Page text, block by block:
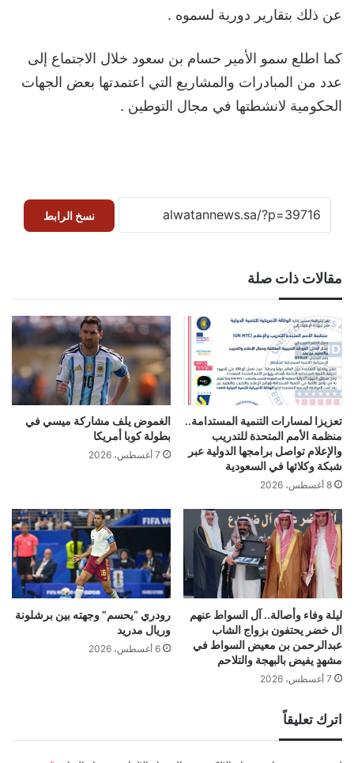
عن ذلك بتقارير دورية لسموه .
كما اطلع سمو الأمير حسام بن سعود خلال الاجتماع إلى
عدد من المبادرات والمشاريع التي اعتمدتها بعض الجهات
الحكومية لانشطتها في مجال التوطين .
نسخ الرابط
مقالات ذات صلة
تعزيزا لمسارات التنمية المستدامة..
منظمة الأمم المتحدة للتدريب
والإعلام تواصل برامجها الدولية عبر
شبكة وكلائها في السعودية
8 أغسطس، 2026
الغموض يلف مشاركة ميسي في
بطولة كوبا أمريكا
7 أغسطس، 2026
ليلة وفاء وأصالة.. آل السواط عنهم
ال خضر يحتفون بزواج الشاب
عبدالرحمن بن معيض السواط في
مشهدٍ يفيض بالبهجة والتلاحم
7 أغسطس، 2026
رودري “يحسم” وجهته بين برشلونة
وريال مدريد
6 أغسطس، 2026
اترك تعليقاً